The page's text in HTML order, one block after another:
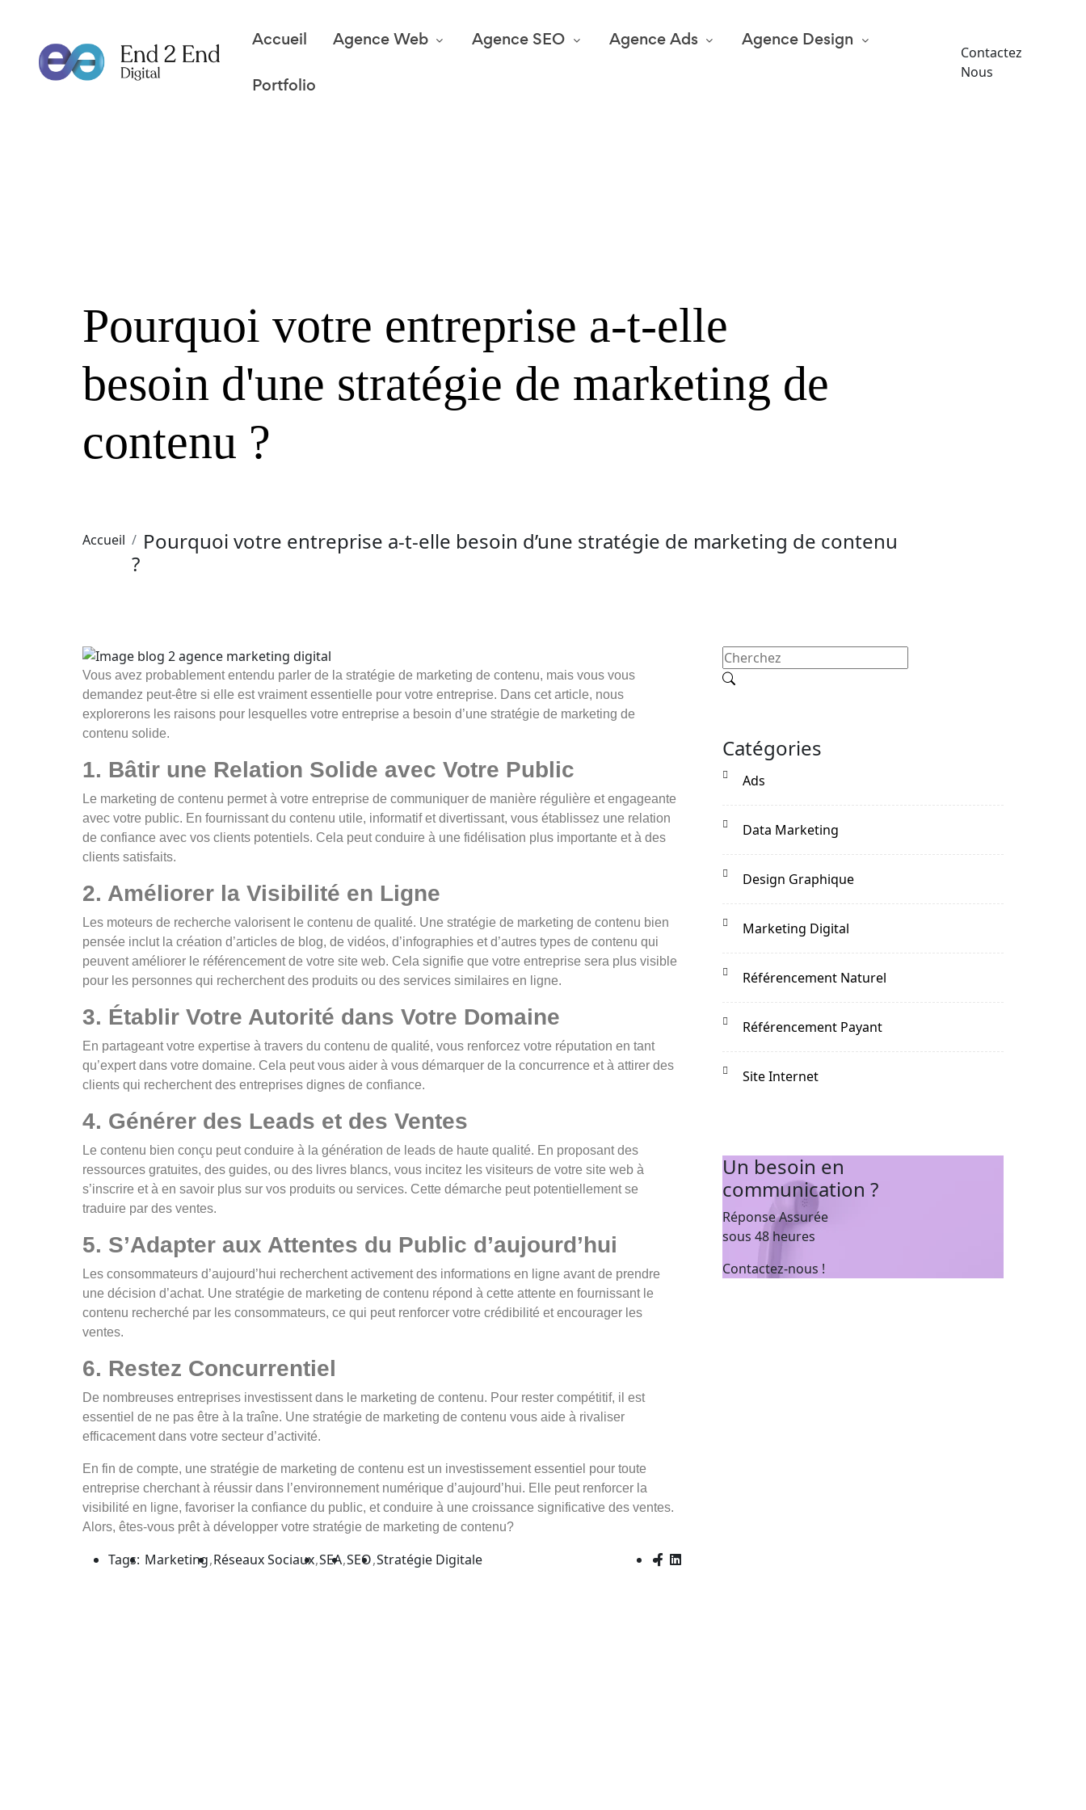
Accueil Agence Web Agence SEO Agence Ads Agence Design
Portfolio
Contactez
Nous
Pourquoi votre entreprise a-t-elle
besoin d'une stratégie de marketing de
contenu ?
Accueil
Pourquoi votre entreprise a-t-elle besoin d’une stratégie de marketing de contenu
?
Vous avez probablement entendu parler de la stratégie de marketing de contenu, mais vous vous
demandez peut-être si elle est vraiment essentielle pour votre entreprise. Dans cet article, nous
explorerons les raisons pour lesquelles votre entreprise a besoin d’une stratégie de marketing de
contenu solide.
1. Bâtir une Relation Solide avec Votre Public
Le marketing de contenu permet à votre entreprise de communiquer de manière régulière et engageante
avec votre public. En fournissant du contenu utile, informatif et divertissant, vous établissez une relation
de confiance avec vos clients potentiels. Cela peut conduire à une fidélisation plus importante et à des
clients satisfaits.
2. Améliorer la Visibilité en Ligne
Les moteurs de recherche valorisent le contenu de qualité. Une stratégie de marketing de contenu bien
pensée inclut la création d’articles de blog, de vidéos, d’infographies et d’autres types de contenu qui
peuvent améliorer le référencement de votre site web. Cela signifie que votre entreprise sera plus visible
pour les personnes qui recherchent des produits ou des services similaires en ligne.
3. Établir Votre Autorité dans Votre Domaine
En partageant votre expertise à travers du contenu de qualité, vous renforcez votre réputation en tant
qu’expert dans votre domaine. Cela peut vous aider à vous démarquer de la concurrence et à attirer des
clients qui recherchent des entreprises dignes de confiance.
4. Générer des Leads et des Ventes
Le contenu bien conçu peut conduire à la génération de leads de haute qualité. En proposant des
ressources gratuites, des guides, ou des livres blancs, vous incitez les visiteurs de votre site web à
s’inscrire et à en savoir plus sur vos produits ou services. Cette démarche peut potentiellement se
traduire par des ventes.
5. S’Adapter aux Attentes du Public d’aujourd’hui
Les consommateurs d’aujourd’hui recherchent activement des informations en ligne avant de prendre
une décision d’achat. Une stratégie de marketing de contenu répond à cette attente en fournissant le
contenu recherché par les consommateurs, ce qui peut renforcer votre crédibilité et encourager les
ventes.
6. Restez Concurrentiel
De nombreuses entreprises investissent dans le marketing de contenu. Pour rester compétitif, il est
essentiel de ne pas être à la traîne. Une stratégie de marketing de contenu vous aide à rivaliser
efficacement dans votre secteur d’activité.
En fin de compte, une stratégie de marketing de contenu est un investissement essentiel pour toute
entreprise cherchant à réussir dans l’environnement numérique d’aujourd’hui. Elle peut renforcer la
visibilité en ligne, favoriser la confiance du public, et conduire à une croissance significative des ventes.
Alors, êtes-vous prêt à développer votre stratégie de marketing de contenu?
Tags: Marketing Réseaux Sociaux SEA SEO Stratégie Digitale
Catégories
Ads
Data Marketing
Design Graphique
Marketing Digital
Référencement Naturel
Référencement Payant
Site Internet
Un besoin en
communication ?
Réponse Assurée
sous 48 heures
Contactez-nous !